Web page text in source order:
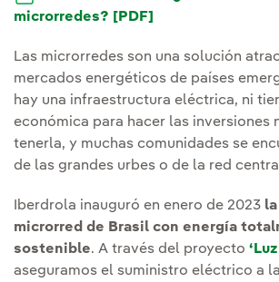
microrredes? [PDF]
Las microrredes son una solución
mercados energéticos de países
hay una infraestructura eléctrica, ni
económica para hacer las inversiones
tenerla, y muchas comunidades se
de las grandes urbes o de la red
Iberdrola inauguró en enero de 2023
microrred de Brasil con energía
sostenible. A través del proyecto
aseguramos el suministro eléctrico a